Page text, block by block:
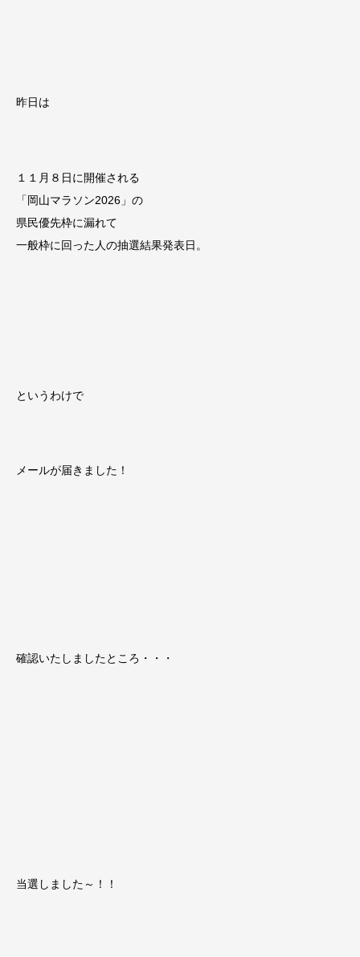
昨日は
１１月８日に開催される
「岡山マラソン2026」の
県民優先枠に漏れて
一般枠に回った人の抽選結果発表日。
というわけで
メールが届きました！
確認いたしましたところ・・・
当選しました～！！